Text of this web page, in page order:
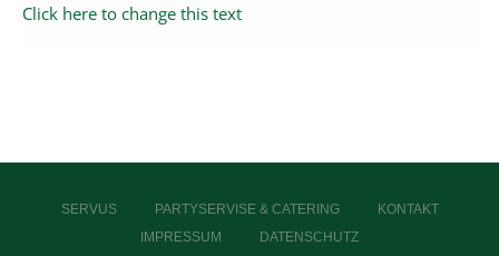
Click here to change this text
SERVUS PARTYSERVISE & CATERING
KONTAKT
IMPRESSUM
DATENSCHUTZ